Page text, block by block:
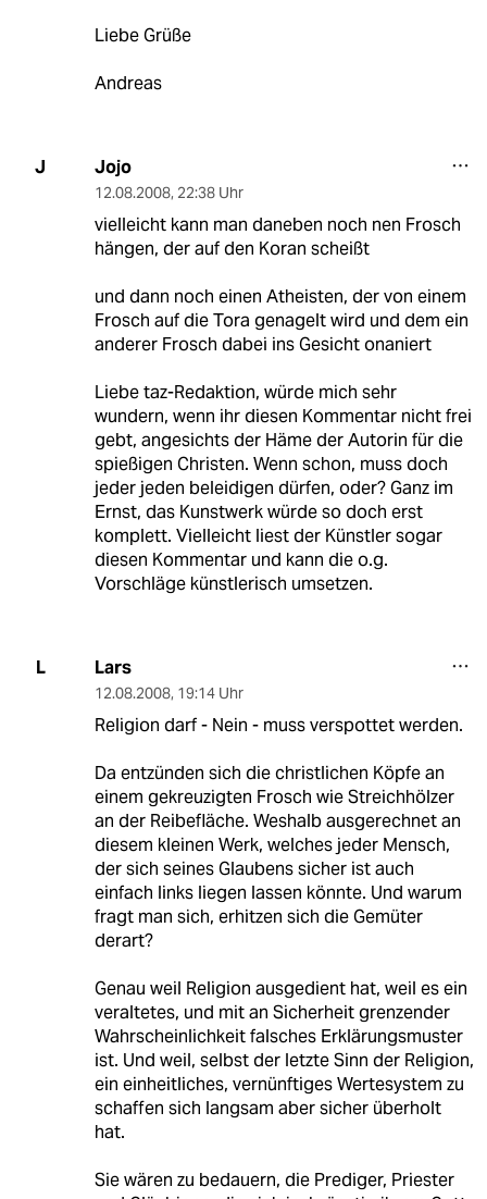
Liebe Grüße
Andreas
J Jojo
12.08.2008, 22:38 Uhr
vielleicht kann man daneben noch nen Frosch
hängen, der auf den Koran scheißt
und dann noch einen Atheisten, der von einem
Frosch auf die Tora genagelt wird und dem ein
anderer Frosch dabei ins Gesicht onaniert
Liebe taz-Redaktion, würde mich sehr
wundern, wenn ihr diesen Kommentar nicht frei
gebt, angesichts der Häme der Autorin für die
spießigen Christen. Wenn schon, muss doch
jeder jeden beleidigen dürfen, oder? Ganz im
Ernst, das Kunstwerk würde so doch erst
komplett. Vielleicht liest der Künstler sogar
diesen Kommentar und kann die o.g.
Vorschläge künstlerisch umsetzen.
L Lars
12.08.2008, 19:14 Uhr
Religion darf - Nein - muss verspottet werden.
Da entzünden sich die christlichen Köpfe an
einem gekreuzigten Frosch wie Streichhölzer
an der Reibefläche. Weshalb ausgerechnet an
diesem kleinen Werk, welches jeder Mensch,
der sich seines Glaubens sicher ist auch
einfach links liegen lassen könnte. Und warum
fragt man sich, erhitzen sich die Gemüter
derart?
Genau weil Religion ausgedient hat, weil es ein
veraltetes, und mit an Sicherheit grenzender
Wahrscheinlichkeit falsches Erklärungsmuster
ist. Und weil, selbst der letzte Sinn der Religion,
ein einheitliches, vernünftiges Wertesystem zu
schaffen sich langsam aber sicher überholt
hat.
Sie wären zu bedauern, die Prediger, Priester